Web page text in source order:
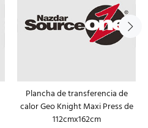
Plancha de transferencia de
calor Geo Knight Maxi Press de
112cmx162cm